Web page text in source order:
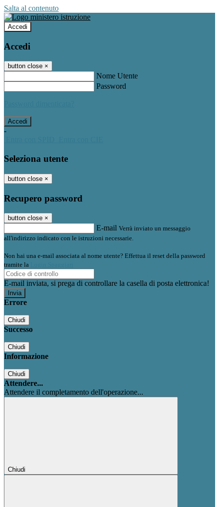
Salta al contenuto
Accedi
Accedi
button close ×
Nome Utente
Password
-
Seleziona utente
button close ×
Recupero password
button close ×
E-mail Verrà inviato un messaggio
all'indirizzo indicato con le istruzioni necessarie.
Non hai una e-mail associata al nome utente? Effettua il reset della password
tramite la
E-mail inviata, si prega di controllare la casella di posta elettronica!
Errore
Chiudi
Successo
Chiudi
Informazione
Chiudi
Attendere...
Attendere il completamento dell'operazione...
Chiudi